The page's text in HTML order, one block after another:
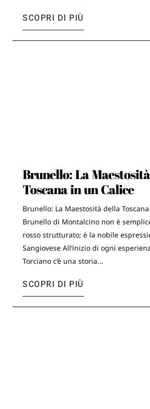
SCOPRI DI PIÙ
Brunello: La
Toscana in un Calice
Brunello: La Maestosità della
Brunello di Montalcino non è
rosso strutturato; è la nobile
Sangiovese All’inizio di ogni
Torciano c’è una storia...
SCOPRI DI PIÙ